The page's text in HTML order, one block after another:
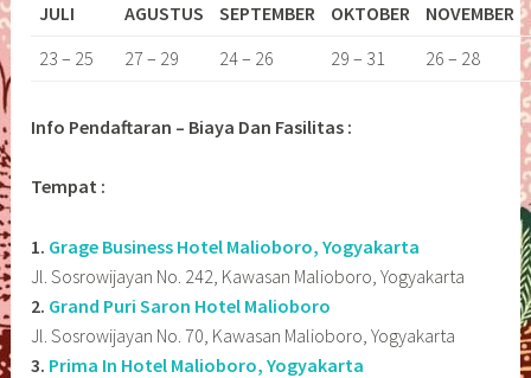
JULI AGUSTUS SEPTEMBER OKTOBER NOVEMBER
23 – 25
27 – 29 24 – 26 29 – 31 26 – 28
Info Pendaftaran – Biaya Dan Fasilitas :
Tempat :
1. Grage Business Hotel Malioboro, Yogyakarta
Jl. Sosrowijayan No. 242, Kawasan Malioboro, Yogyakarta
2. Grand Puri Saron Hotel Malioboro
Jl. Sosrowijayan No. 70, Kawasan Malioboro, Yogyakarta
3. Prima In Hotel Malioboro, Yogyakarta